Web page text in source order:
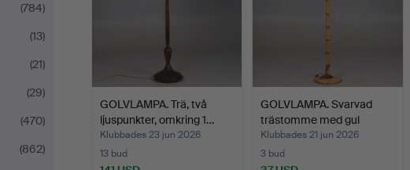
(784)
(13)
(21)
(29)
(470)
(862)
GOLVLAMPA. Trä, två
ljuspunkter, omkring 1…
Klubbades 23 jun 2026
13 bud
GOLVLAMPA. Svarvad
trästomme med gul
tygsk…
Klubbades 21 jun 2026
3 bud